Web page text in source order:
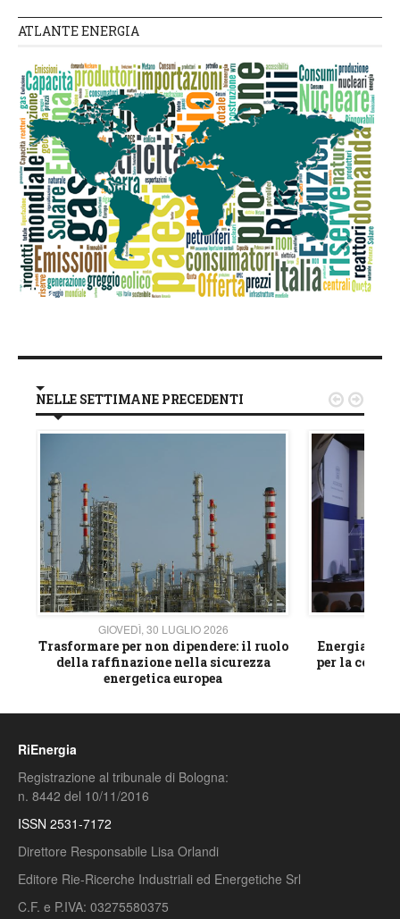
ATLANTE ENERGIA
NELLE SETTIMANE PRECEDENTI
GIOVEDÌ, 30 LUGLIO 2026
Trasformare per non dipendere: il ruolo
della raffinazione nella sicurezza
energetica europea
Energia e
per la
 
RiEnergia
Registrazione al tribunale di Bologna:
n. 8442 del 10/11/2016
ISSN 2531-7172
Direttore Responsabile Lisa Orlandi
Editore Rie-Ricerche Industriali ed Energetiche Srl
C.F. e P.IVA: 03275580375